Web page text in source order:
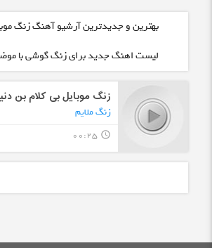
بهترین و جدیدترین آرشیو آهنگ زنگ
لیست اهنگ جدید برای زنگ گوشی با
زنگ موبایل بی کلام بن
زنگ ملایم
query_builder
00:25